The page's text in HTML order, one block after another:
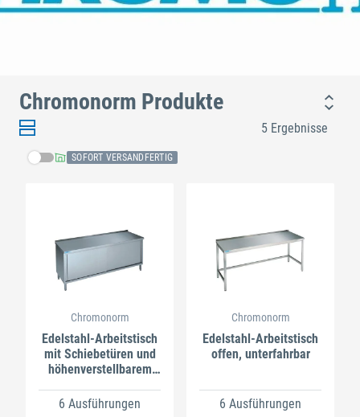
Chromonorm Produkte
5 Ergebnisse
SOFORT VERSANDFERTIG
Chromonorm
Edelstahl-Arbeitstisch
mit Schiebetüren und
höhenverstellbarem
6 Ausführungen
Chromonorm
Edelstahl-Arbeitstisch
offen, unterfahrbar
6 Ausführungen